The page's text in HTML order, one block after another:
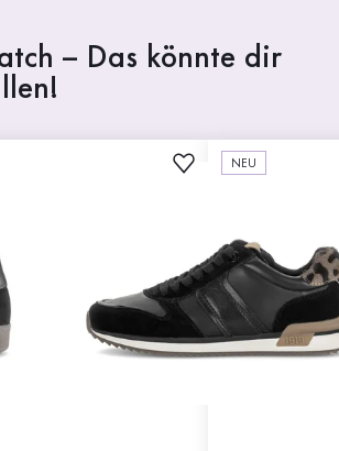
– Das könnte dir
NEU